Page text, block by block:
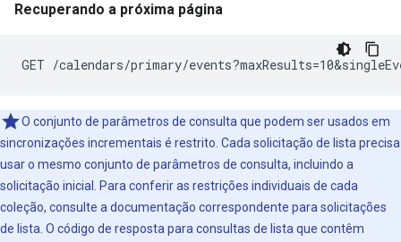
Recuperando a próxima página
O conjunto de parâmetros de consulta que podem ser usados em
sincronizações incrementais é restrito. Cada solicitação de lista precisa
usar o mesmo conjunto de parâmetros de consulta, incluindo a
solicitação inicial. Para conferir as restrições individuais de cada
coleção, consulte a documentação correspondente para solicitações
de lista. O código de resposta para consultas de lista que contêm